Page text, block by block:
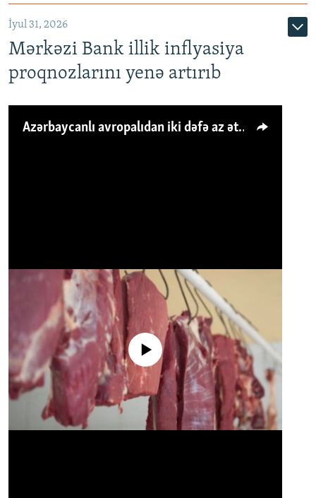
İyul 31, 2026
Mərkəzi Bank illik inflyasiya
proqnozlarını yenə artırıb
Azərbaycanlı avropalıdan iki dəfə az ət yeyir, amma... 'Qiymət artımı qaçılmazdır'
No media source currently available